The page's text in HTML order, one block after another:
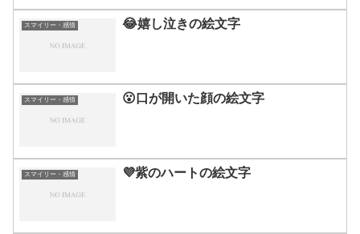
スマイリー・感情 😂嬉し泣きの絵文字
スマイリー・感情 😮口が開いた顔の絵文字
スマイリー・感情 💜紫のハートの絵文字